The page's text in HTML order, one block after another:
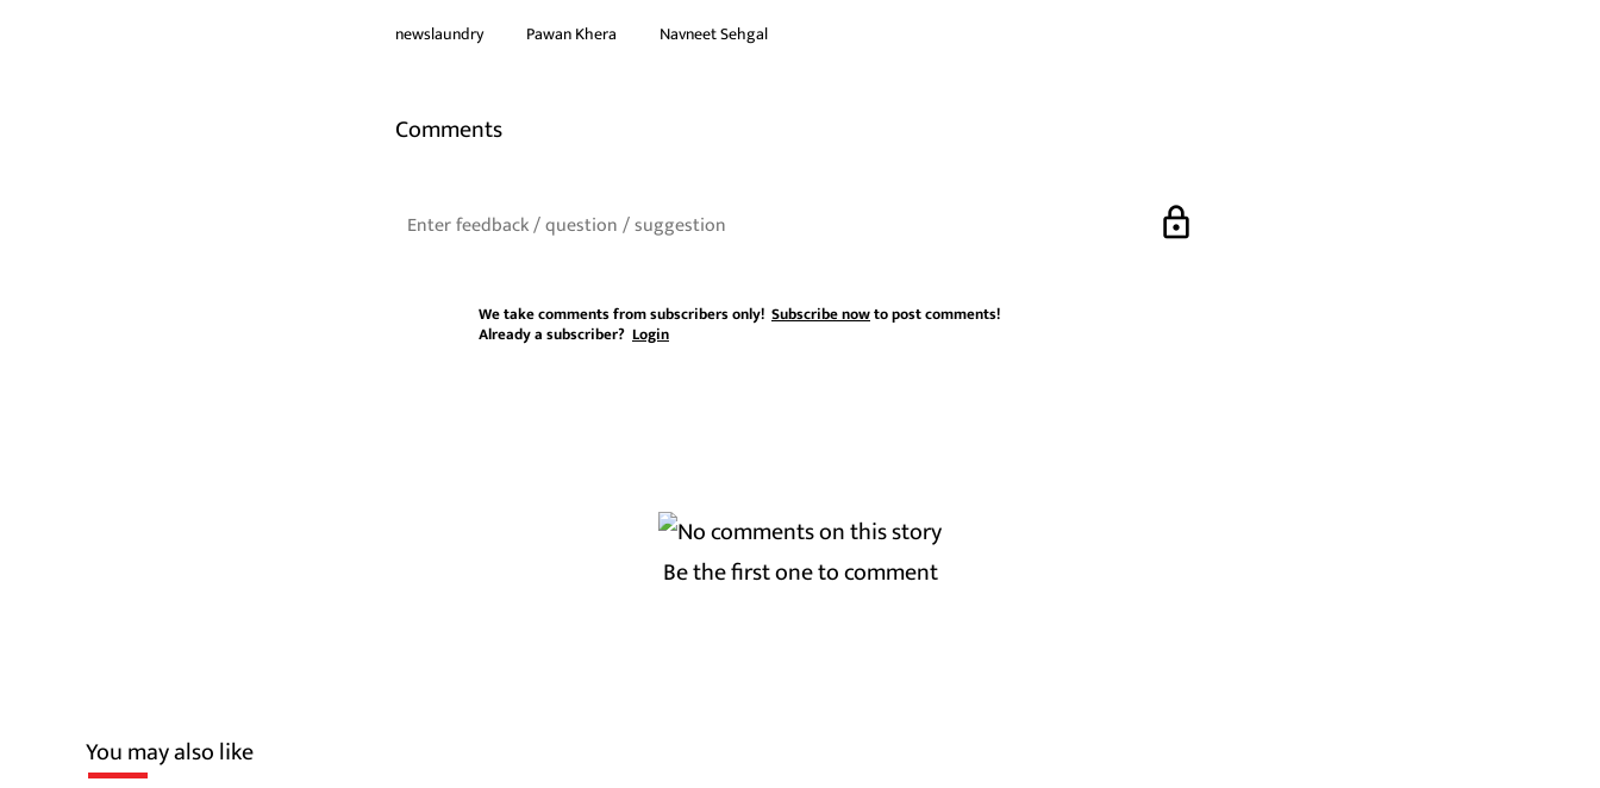
newslaundry Pawan Khera Navneet Sehgal
Comments
lock
We take comments from subscribers only! Subscribe nowto post comments!
Already a subscriber? Login
Be the first one to comment
You may also like